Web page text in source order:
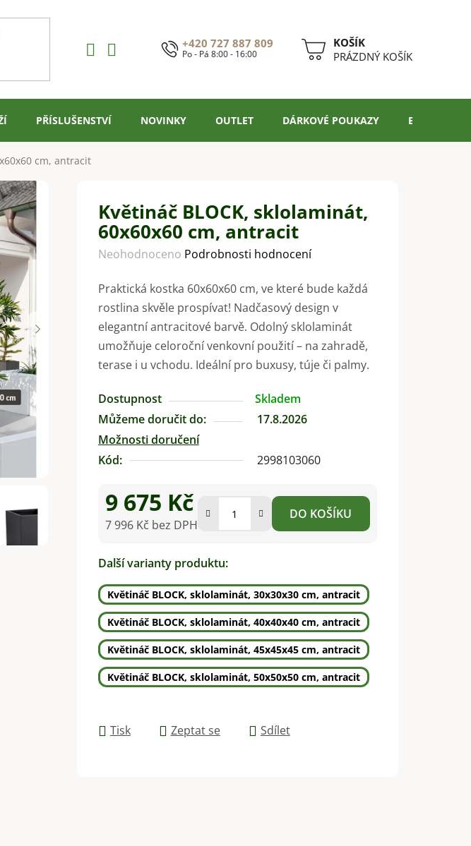
+420 727 887 809
Po - Pá 8:00 - 16:00
NÁKUPNÍPRÁZDNÝ KOŠÍK
PŘÍSLUŠENSTVÍ NOVINKY OUTLET DÁRKOVÉ POUKAZY BLOG
cm, antracit
Květináč BLOCK, sklolaminát,
60x60x60 cm, antracit
Průměrné
produktu
je
0,0
z
5
Neohodnoceno Podrobnosti hodnocení
Praktická kostka 60x60x60 cm, ve které bude každá
rostlina skvěle prospívat! Nadčasový design v
elegantní antracitové barvě. Odolný sklolaminát
umožňuje celoroční venkovní použití – na zahradě,
terase i u vchodu. Ideální pro buxusy, túje či palmy.
Dostupnost
Skladem
Můžeme doručit do:
17.8.2026
Možnosti doručení
Kód:
2998103060
9 675 Kč
7 996 Kč bez DPH
DO KOŠÍKU
Další varianty produktu:
Květináč BLOCK, sklolaminát, 30x30x30 cm, antracit
Květináč BLOCK, sklolaminát, 40x40x40 cm, antracit
Květináč BLOCK, sklolaminát, 45x45x45 cm, antracit
Květináč BLOCK, sklolaminát, 50x50x50 cm, antracit
Tisk Zeptat se Sdílet